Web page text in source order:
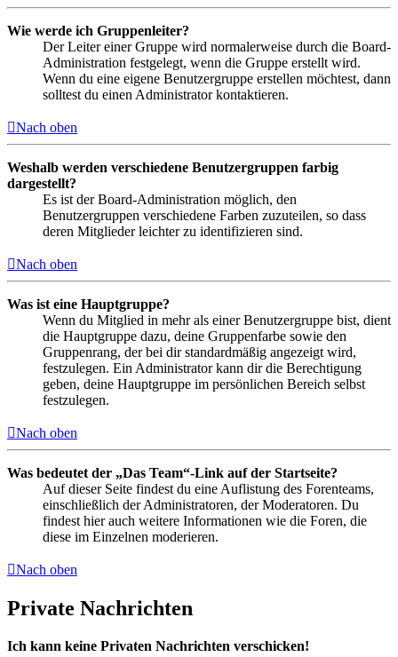
Wie werde ich Gruppenleiter?
Der Leiter einer Gruppe wird normalerweise durch die Board-
Administration festgelegt, wenn die Gruppe erstellt wird.
Wenn du eine eigene Benutzergruppe erstellen möchtest, dann
solltest du einen Administrator kontaktieren.
Nach oben
Weshalb werden verschiedene Benutzergruppen farbig
dargestellt?
Es ist der Board-Administration möglich, den
Benutzergruppen verschiedene Farben zuzuteilen, so dass
deren Mitglieder leichter zu identifizieren sind.
Nach oben
Was ist eine Hauptgruppe?
Wenn du Mitglied in mehr als einer Benutzergruppe bist, dient
die Hauptgruppe dazu, deine Gruppenfarbe sowie den
Gruppenrang, der bei dir standardmäßig angezeigt wird,
festzulegen. Ein Administrator kann dir die Berechtigung
geben, deine Hauptgruppe im persönlichen Bereich selbst
festzulegen.
Nach oben
Was bedeutet der „Das Team“-Link auf der Startseite?
Auf dieser Seite findest du eine Auflistung des Forenteams,
einschließlich der Administratoren, der Moderatoren. Du
findest hier auch weitere Informationen wie die Foren, die
diese im Einzelnen moderieren.
Nach oben
Private Nachrichten
Ich kann keine Privaten Nachrichten verschicken!